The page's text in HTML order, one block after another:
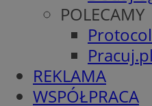
POLECAMY
REKLAMA
WSPÓŁPRACA